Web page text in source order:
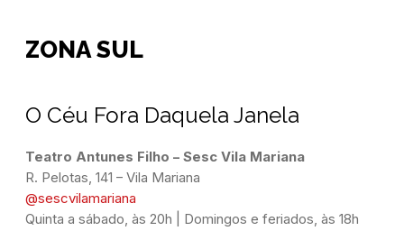
ZONA SUL
O Céu Fora Daquela Janela
Teatro Antunes Filho – Sesc Vila Mariana
@sescvilamariana
Quinta a sábado, às 20h | Domingos e feriados, às 18h